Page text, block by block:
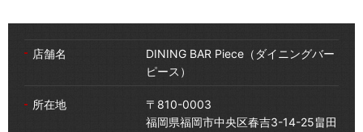
店舗名
DINING BAR Piece（ダイニングバー
ピース）
所在地
〒810-0003
福岡県福岡市中央区春吉3-14-25畠田